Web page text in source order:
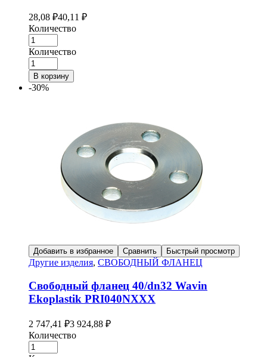
28,08 ₽40,11 ₽
Количество
Количество
В корзину
-30%
Добавить в избранное Сравнить Быстрый просмотр
Другие изделия, СВОБОДНЫЙ ФЛАНЕЦ
Свободный фланец 40/dn32 Wavin
Ekoplastik PRI040NXXX
2 747,41 ₽3 924,88 ₽
Количество